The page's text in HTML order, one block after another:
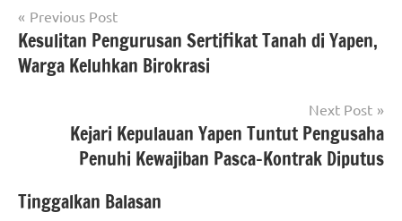
Navigasi
pos
Previous Post
Kesulitan Pengurusan Sertifikat Tanah di Yapen,
Warga Keluhkan Birokrasi
Next Post
Kejari Kepulauan Yapen Tuntut Pengusaha
Penuhi Kewajiban Pasca-Kontrak Diputus
Tinggalkan Balasan